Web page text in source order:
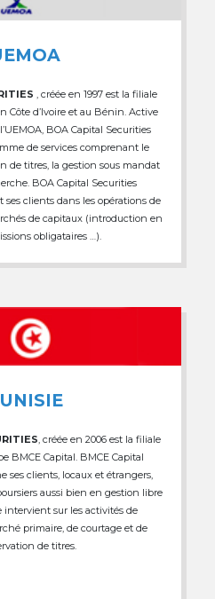
, créée en 1997 est la filiale
Côte d’Ivoire et au Bénin. Active
BOA Capital Securities
de services comprenant le
de titres, la gestion sous mandat
BOA Capital Securities
clients dans les opérations de
de capitaux (introduction en
obligataires …).
, créée en 2006 est la filiale
BMCE Capital. BMCE Capital
ses clients, locaux et étrangers,
aussi bien en gestion libre
intervient sur les activités de
primaire, de courtage et de
de titres.